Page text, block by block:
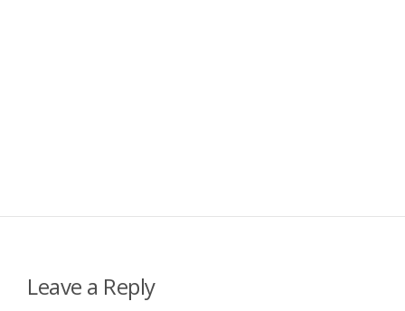
Leave a Reply